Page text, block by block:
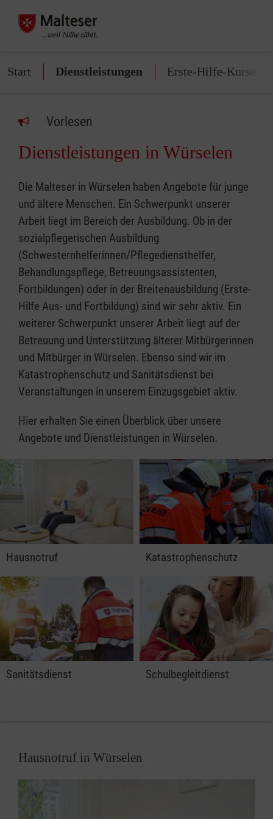
Start Dienstleistungen Erste-Hilfe-Kurse
Vorlesen
Dienstleistungen in Würselen
Die Malteser in Würselen haben Angebote für junge
und ältere Menschen. Ein Schwerpunkt unserer
Arbeit liegt im Bereich der Ausbildung. Ob in der
sozialpflegerischen Ausbildung
(Schwesternhelferinnen/Pflegediensthelfer,
Behandlungspflege, Betreuungsassistenten,
Fortbildungen) oder in der Breitenausbildung (Erste-
Hilfe Aus- und Fortbildung) sind wir sehr aktiv. Ein
weiterer Schwerpunkt unserer Arbeit liegt auf der
Betreuung und Unterstützung älterer Mitbürgerinnen
und Mitbürger in Würselen. Ebenso sind wir im
Katastrophenschutz und Sanitätsdienst bei
Veranstaltungen in unserem Einzugsgebiet aktiv.
Hier erhalten Sie einen Überblick über unsere
Angebote und Dienstleistungen in Würselen.
Hausnotruf Katastrophenschutz
Sanitätsdienst Schulbegleitdienst
Hausnotruf in Würselen